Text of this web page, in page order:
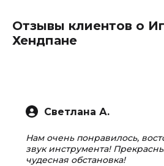
Отзывы клиентов о
Хендпане
Светлана А.
Нам очень понравилось,
звук инструмента!
чудесная обстановка!